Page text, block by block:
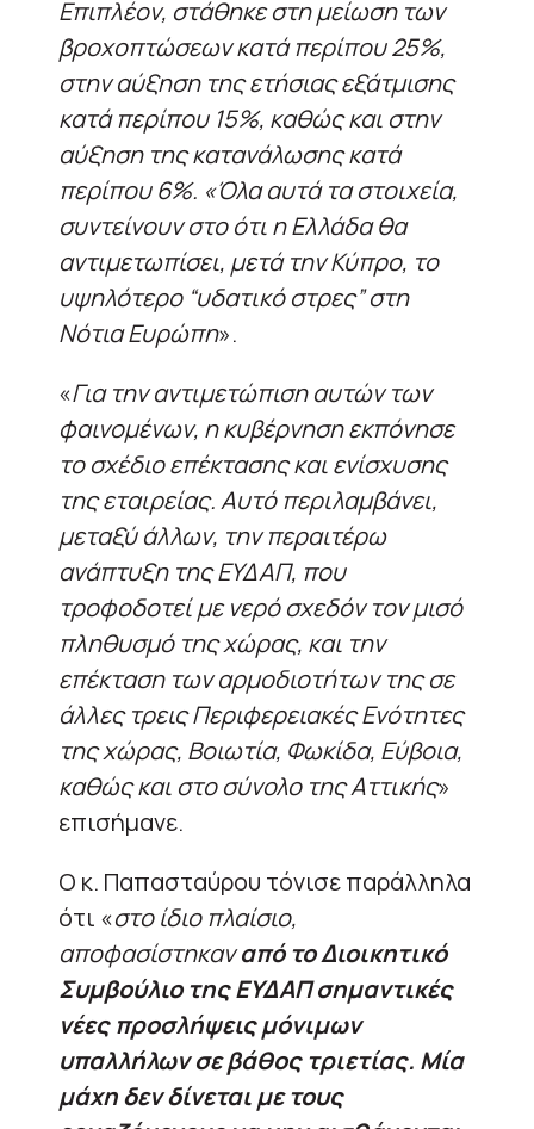
Επιπλέον, στάθηκε στη μείωση των
βροχοπτώσεων κατά περίπου 25%,
στην αύξηση της ετήσιας εξάτμισης
κατά περίπου 15%, καθώς και στην
αύξηση της κατανάλωσης κατά
περίπου 6%. «Όλα αυτά τα στοιχεία,
συντείνουν στο ότι η Ελλάδα θα
αντιμετωπίσει, μετά την Κύπρο, το
υψηλότερο “υδατικό στρες” στη
Νότια Ευρώπη».
«Για την αντιμετώπιση αυτών των
φαινομένων, η κυβέρνηση εκπόνησε
το σχέδιο επέκτασης και ενίσχυσης
της εταιρείας. Αυτό περιλαμβάνει,
μεταξύ άλλων, την περαιτέρω
ανάπτυξη της ΕΥΔΑΠ, που
τροφοδοτεί με νερό σχεδόν τον μισό
πληθυσμό της χώρας, και την
επέκταση των αρμοδιοτήτων της σε
άλλες τρεις Περιφερειακές Ενότητες
της χώρας, Βοιωτία, Φωκίδα, Εύβοια,
καθώς και στο σύνολο της Αττικής»
επισήμανε.
Ο κ. Παπασταύρου τόνισε παράλληλα
ότι «στο ίδιο πλαίσιο,
αποφασίστηκαναπό το Διοικητικό
Συμβούλιο της ΕΥΔΑΠ σημαντικές
νέες προσλήψεις μόνιμων
υπαλλήλων σε βάθος τριετίας. Μία
μάχη δεν δίνεται με τους